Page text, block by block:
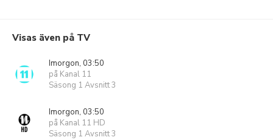
Visas även på TV
Imorgon, 03:50
på Kanal 11
Säsong 1 Avsnitt 3
Imorgon, 03:50
på Kanal 11 HD
Säsong 1 Avsnitt 3